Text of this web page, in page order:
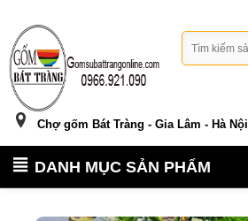
Chợ gốm Bát Tràng - Gia Lâm - Hà Nội
DANH MỤC SẢN PHẨM